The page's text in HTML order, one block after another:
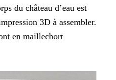
du château d’eau est
3D à assembler.
en maillechort